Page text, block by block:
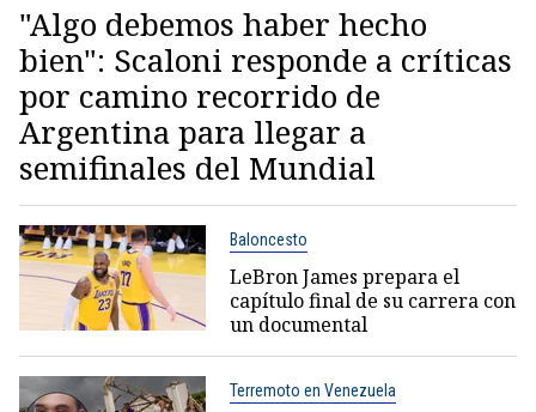
"Algo debemos haber hecho
bien": Scaloni responde a críticas
por camino recorrido de
Argentina para llegar a
semifinales del Mundial
Baloncesto
LeBron James prepara el
capítulo final de su carrera con
un documental
Terremoto en Venezuela